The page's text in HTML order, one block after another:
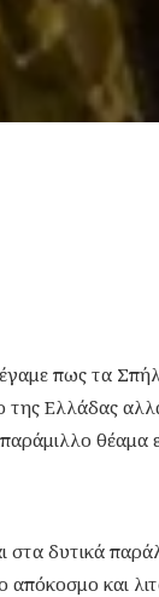
πως τα
της Ελλάδας
θέαμα
στα δυτικά
και